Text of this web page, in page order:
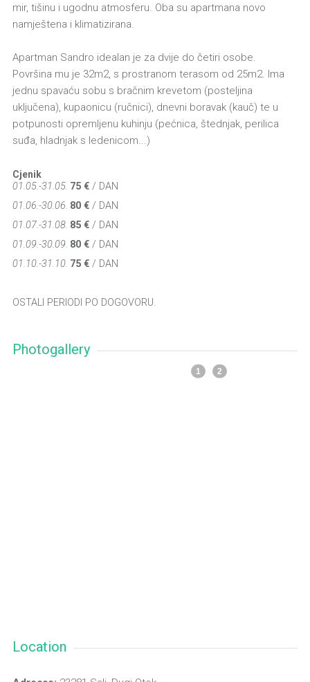
mir, tišinu i ugodnu atmosferu. Oba su apartmana novo
namještena i klimatizirana.
Apartman Sandro idealan je za dvije do četiri osobe.
Površina mu je 32m2, s prostranom terasom od 25m2. Ima
jednu spavaću sobu s bračnim krevetom (posteljina
uključena), kupaonicu (ručnici), dnevni boravak (kauč) te u
potpunosti opremljenu kuhinju (pećnica, štednjak, perilica
suđa, hladnjak s ledenicom...)
Cjenik
01.05.-31.05. 75 €/ DAN
01.06.-30.06. 80 €/ DAN
01.07.-31.08. 85 €/ DAN
01.09.-30.09. 80 €/ DAN
01.10.-31.10. 75 €/ DAN
OSTALI PERIODI PO DOGOVORU.
Photogallery
1 2
Location